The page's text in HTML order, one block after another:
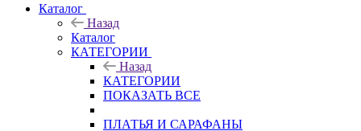
Каталог
Назад
Каталог
КАТЕГОРИИ
Назад
КАТЕГОРИИ
ПОКАЗАТЬ ВСЕ
ПЛАТЬЯ И САРАФАНЫ